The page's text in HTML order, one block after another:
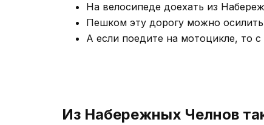
На велосипеде доехать из
Пешком эту дорогу можно осилить
А если поедите на мотоцикле, то
Из Набережных Челнов